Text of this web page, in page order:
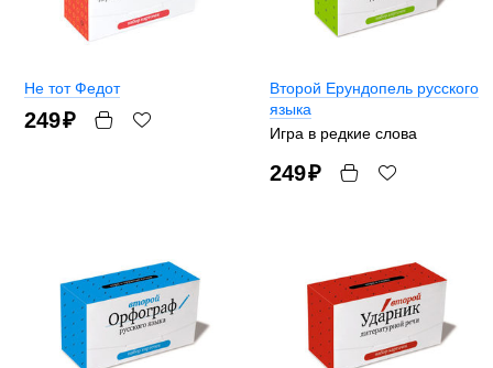
Не тот Федот
249₽
Второй Ерундопель русского
языка
Игра в редкие слова
249₽